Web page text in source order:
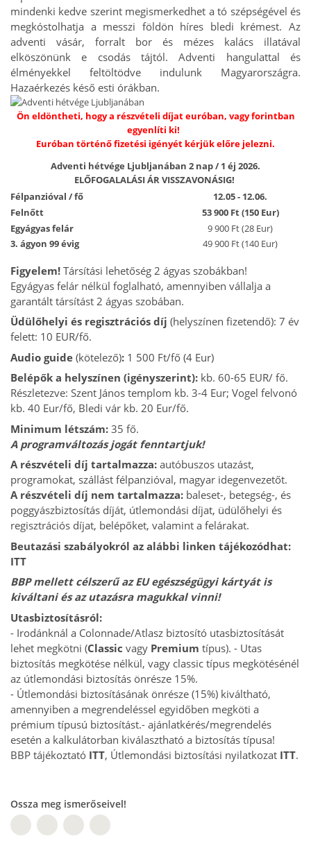
mindenki kedve szerint megismerkedhet a tó szépségével és
megkóstolhatja a messzi földön híres bledi krémest. Az
adventi vásár, forralt bor és mézes kalács illatával
elköszönünk e csodás tájtól. Adventi hangulattal és
élményekkel feltöltödve indulunk Magyarországra.
Hazaérkezés késő esti órákban.
Ön eldöntheti, hogy a részvételi díjat euróban, vagy forintban
egyenlíti ki!
Euróban történő fizetési igényét kérjük előre jelezni.
Adventi hétvége Ljubljanában 2 nap / 1 éj 2026.
ELŐFOGALALÁSI ÁR VISSZAVONÁSIG!
Félpanzióval / fő
12.05 - 12.06.
Felnőtt
53 900 Ft (150 Eur)
Egyágyas felár
9 900 Ft (28 Eur)
3. ágyon 99 évig
49 900 Ft (140 Eur)
Figyelem! Társítási lehetőség 2 ágyas szobákban!
Egyágyas felár nélkül foglalható, amennyiben vállalja a
garantált társítást 2 ágyas szobában.
Üdülőhelyi és regisztrációs díj (helyszínen fizetendő): 7 év
felett: 10 EUR/fő.
Audio guide (kötelező): 1 500 Ft/fő (4 Eur)
Belépők a helyszínen (igényszerint): kb. 60-65 EUR/ fő.
Részletezve: Szent János templom kb. 3-4 Eur; Vogel felvonó
kb. 40 Eur/fő, Bledi vár kb. 20 Eur/fő.
Minimum létszám: 35 fő.
A programváltozás jogát fenntartjuk!
A részvételi díj tartalmazza: autóbuszos utazást,
programokat, szállást félpanzióval, magyar idegenvezetőt.
A részvételi díj nem tartalmazza: baleset-, betegség-, és
poggyászbiztosítás díját, útlemondási díjat, üdülőhelyi és
regisztrációs díjat, belépőket, valamint a felárakat.
Beutazási szabályokról az alábbi linken tájékozódhat:
ITT
BBP mellett célszerű az EU egészségügyi kártyát is
kiváltani és az utazásra magukkal vinni!
Utasbiztosításról:
- Irodánknál a Colonnade/Atlasz biztosító utasbiztosítását
lehet megkötni (Classic vagy Premium típus). - Utas
biztosítás megkötése nélkül, vagy classic típus megkötésénél
az útlemondási biztosítás önrésze 15%.
- Útlemondási biztosításának önrésze (15%) kiváltható,
amennyiben a megrendeléssel egyidőben megköti a
prémium típusú biztosítást.- ajánlatkérés/megrendelés
esetén a kalkulátorban kiválasztható a biztosítás típusa!
BBP tájékoztató ITT, Útlemondási biztosítási nyilatkozat ITT.
Ossza meg ismerőseivel!